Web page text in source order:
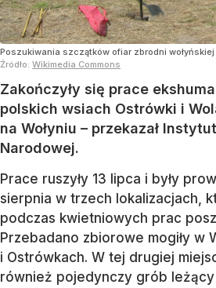
Poszukiwania szczątków ofiar zbrodni
Źródło: Wikimedia Commons
Zakończyły się prace
polskich wsiach Ostrówki i
na Wołyniu – przekazał
Narodowej.
Prace ruszyły 13 lipca i były
sierpnia w trzech lokalizacjach,
podczas kwietniowych prac
Przebadano zbiorowe mogiły w
i Ostrówkach. W tej drugiej
również pojedynczy grób